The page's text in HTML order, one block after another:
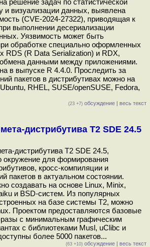
решение задач по статистической
и визуализации данных, выявлена
(CVE-2024-27322), приводящая к
выполнении десериализации
Уязвимость может быть
обработке специально оформленных
RDS (R Data Serialization) и RDX,
данными между приложениями.
в выпуске R 4.4.0. Проследить за
пакетов в дистрибутивах можно на
RHEL, SUSE/openSUSE, Fedora,
(23 +7) обсуждение | весь текст
дистрибутива T2 SDE 24.5
дистрибутива T2 SDE 24.5,
окружение для формирования
кросс-компиляции и
пакетов в актуальном состоянии.
создавать на основе Linux, Minix,
и BSD-систем. Из популярных
на базе системы T2, можно
Проектом предоставляются базовые
с минимальным графическим
с библиотеками Musl, uClibc и
более 5000 пакетов...
(63 +10) обсуждение | весь текст